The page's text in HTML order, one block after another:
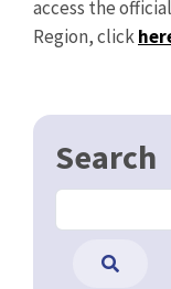
access the
Region, click
Search